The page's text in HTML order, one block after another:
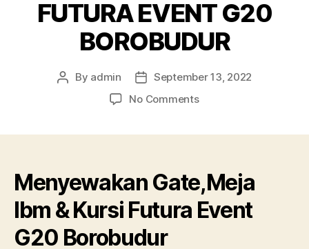
FUTURA EVENT G20
BOROBUDUR
Post
By admin
Post
date
September 13, 2022
No Commentson
KURSI
FUTURA
EVENT
G20
Menyewakan Gate,Meja
Ibm & Kursi Futura Event
G20 Borobudur